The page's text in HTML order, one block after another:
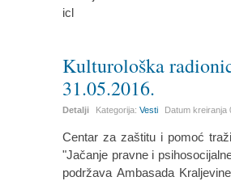
Kulturološka
31.05.2016.
Detalji Kategorija:Vesti Datum kreiranja
Centar za zaštitu i pomoć
"Jačanje pravne i
podržava Ambasada